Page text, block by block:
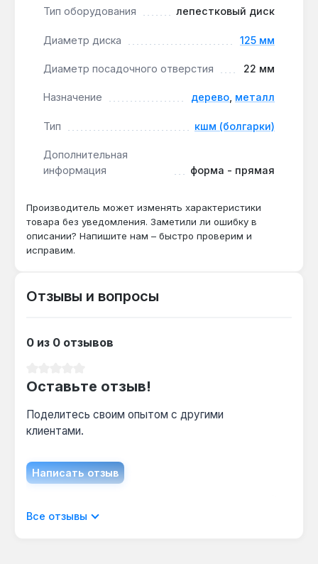
наклоне инструмента.
Диск применяется для удаления заусенцев,
деталей из стали и древесины. Производство —
Китай. Гарантия от производителя, доставка по
Подходит ли для обработки
нержавеющей стали?
обеспечивают съём материала на стали,
включая нержавеющие сплавы, при условии
использования на УШМ с регулировкой
оборотов.
Какой ресурс работы диска диаметром
Ресурс зависит от твёрдости материала и
из-за меньшего износа абразива.
Тип оборудования лепестковый диск
Диаметр диска 125 мм
Диаметр посадочного отверстия 22 мм
Назначение дерево, металл
Тип кшм (болгарки)
Дополнительная
информация
форма - прямая
Производитель может изменять характеристики
товара без уведомления. Заметили ли ошибку в
описании? Напишите нам – быстро проверим и
исправим.
Отзывы и вопросы
0 из 0 отзывов
Оставьте отзыв!
Поделитесь своим опытом с другими
клиентами.
Написать отзыв
Отображать отзывы только на текущем
Все отзывы